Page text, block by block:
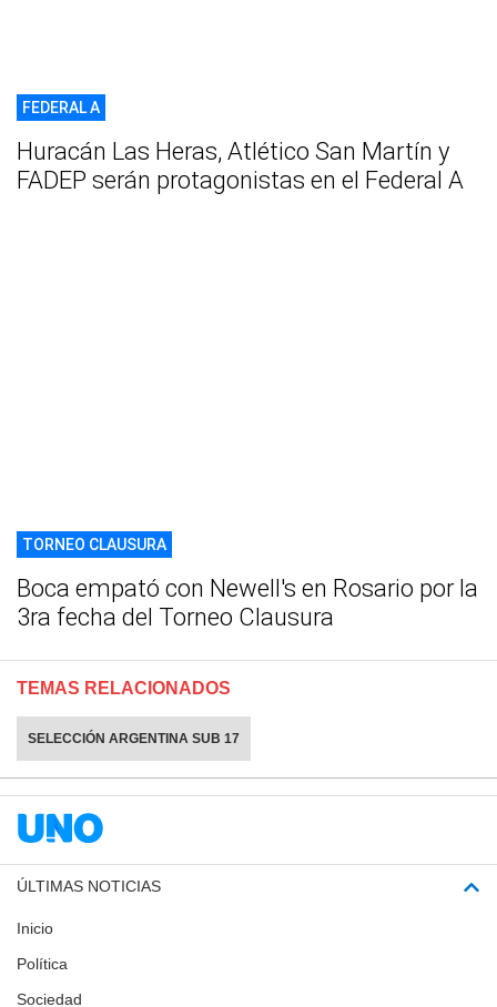
FEDERAL A
Huracán Las Heras, Atlético San Martín y
FADEP serán protagonistas en el Federal A
TORNEO CLAUSURA
Boca empató con Newell's en Rosario por la
3ra fecha del Torneo Clausura
TEMAS RELACIONADOS
SELECCIÓN ARGENTINA SUB 17
ÚLTIMAS NOTICIAS
Inicio
Política
Sociedad